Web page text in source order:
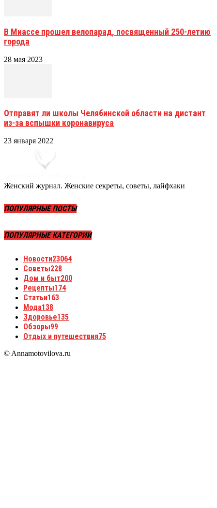
В Миассе прошел велопарад, посвященный 250-летию
города
28 мая 2023
Отправят ли школы Челябинской области на дистант
из-за вспышки коронавируса
23 января 2022
Женский журнал. Женские секреты, советы, лайфхаки
ПОПУЛЯРНЫЕ ПОСТЫ
ПОПУЛЯРНЫЕ КАТЕГОРИИ
Новости23064
Советы228
Дом и быт200
Рецепты174
Статьи163
Мода138
Здоровье135
Обзоры99
Отдых и путешествия75
© Annamotovilova.ru